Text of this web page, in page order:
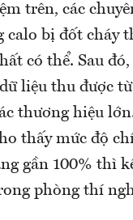
trên, các
calo bị đốt cháy
có thể. Sau
liệu thu được
thương hiệu
thấy mức độ
gần 100% thì
phòng thí